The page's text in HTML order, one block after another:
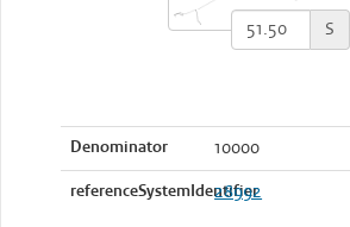
S
Denominator 10000
referenceSystemIdentifier
28992